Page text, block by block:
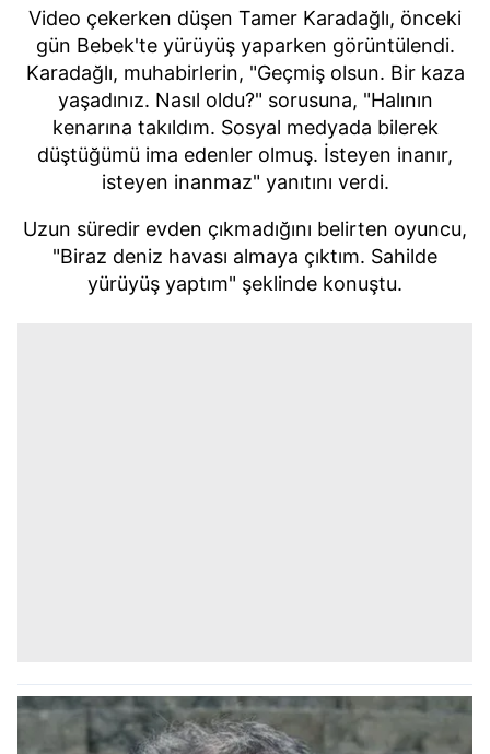
Video çekerken düşen Tamer Karadağlı, önceki
gün Bebek'te yürüyüş yaparken görüntülendi.
Karadağlı, muhabirlerin, "Geçmiş olsun. Bir kaza
yaşadınız. Nasıl oldu?" sorusuna, "Halının
kenarına takıldım. Sosyal medyada bilerek
düştüğümü ima edenler olmuş. İsteyen inanır,
isteyen inanmaz" yanıtını verdi.
Uzun süredir evden çıkmadığını belirten oyuncu,
"Biraz deniz havası almaya çıktım. Sahilde
yürüyüş yaptım" şeklinde konuştu.